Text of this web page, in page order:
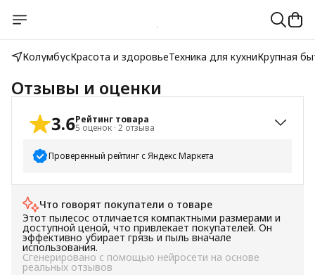
КолумбусКрасота и здоровьеТехника для кухниКрупная
Отзывы и оценки
3.6Рейтинг товара
5 оценок · 2 отзыва
Проверенный рейтинг с Яндекс Маркета
5 звёзд
2
4 звезды
3 звезды
2 звезды
1 звезда
Что говорят покупатели о товаре
Этот пылесос отличается компактными размерами и
доступной ценой, что привлекает покупателей. Он
эффективно убирает грязь и пыль вначале
использования.
Сгенерировано с помощью нейросети на основе
реальных отзывов